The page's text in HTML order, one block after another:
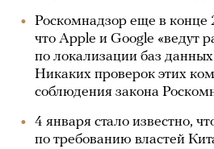
Роскомнадзор еще в конце
что Apple и Google «ведут
по локализации баз
Никаких проверок этих
соблюдения закона
4 января стало известно,
по требованию властей